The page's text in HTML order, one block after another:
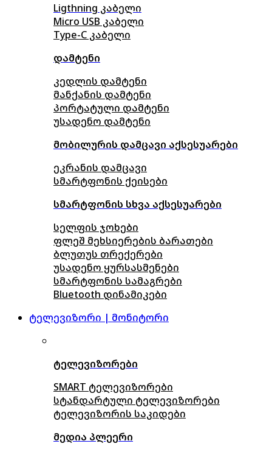
Ligthning კაბელი
Micro USB კაბელი
Type-C კაბელი
დამტენი
კედლის დამტენი
მანქანის დამტენი
პორტატული დამტენი
უსადენო დამტენი
მობილურის დამცავი აქსესუარები
ეკრანის დამცავი
სმარტფონის ქეისები
სმარტფონის სხვა აქსესუარები
სელფის ჯოხები
ფლეშ მეხსიერების ბარათები
ბლუთუს თრექერები
უსადენო ყურსასმენები
სმარტფონის სამაგრები
Bluetooth დინამიკები
ტელევიზორი | მონიტორი
ტელევიზორები
SMART ტელევიზორები
სტანდარტული ტელევიზორები
ტელევიზორის საკიდები
მედია პლეერი